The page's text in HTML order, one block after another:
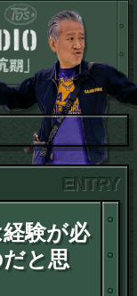
験が必
と思